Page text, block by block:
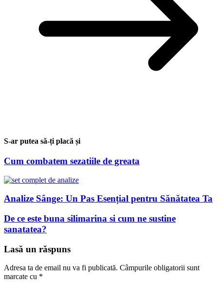
S-ar putea să-ți placă și
Cum combatem sezatiile de greata
Analize Sânge: Un Pas Esențial pentru Sănătatea Ta
De ce este buna silimarina si cum ne sustine
sanatatea?
Lasă un răspuns
Adresa ta de email nu va fi publicată. Câmpurile obligatorii sunt
marcate cu *